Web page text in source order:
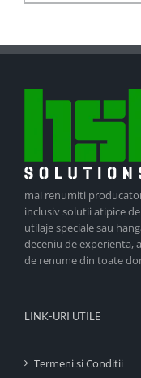
mai renumiti
inclusiv solutii atipice
utilaje speciale sau
deceniu de experienta,
de renume din toate
LINK-URI UTILE
Termeni si Conditii